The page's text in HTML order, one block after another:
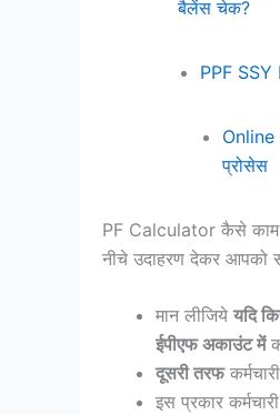
बैलेंस चेक?
PPF SSY
Online
प्रोसेस
PF Calculator कैसे काम
नीचे उदाहरण देकर आपको
मान लीजिये यदि
ईपीएफ अकाउंट में
दूसरी तरफकर्मचारी
इस प्रकार